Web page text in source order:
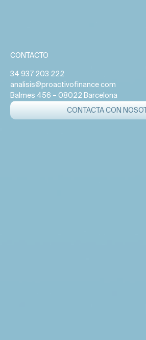
CONTACTO
34 937 203 222
analisis@proactivofinance com
Balmes 456 – 08022 Barcelona
CONTACTA CON